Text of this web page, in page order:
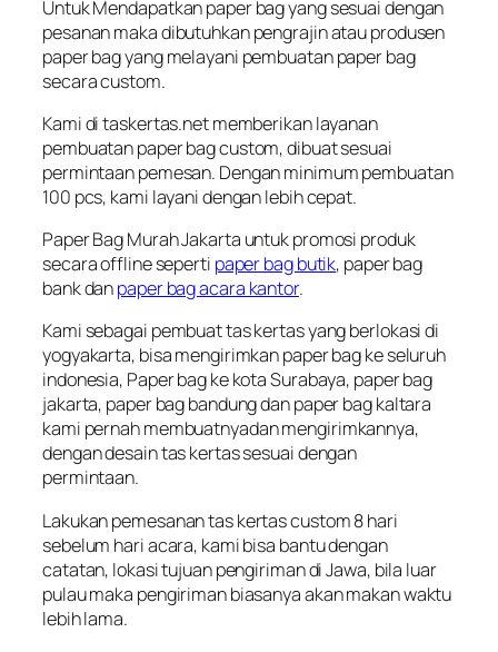
Untuk Mendapatkan paper bag yang sesuai dengan
pesanan maka dibutuhkan pengrajin atau produsen
paper bag yang melayani pembuatan paper bag
secara custom.
Kami di taskertas.net memberikan layanan
pembuatan paper bag custom, dibuat sesuai
permintaan pemesan. Dengan minimum pembuatan
100 pcs, kami layani dengan lebih cepat.
Paper Bag Murah Jakarta untuk promosi produk
secara offline seperti paper bag butik, paper bag
bank danpaper bag acara kantor.
Kami sebagai pembuat tas kertas yang berlokasi di
yogyakarta, bisa mengirimkan paper bag ke seluruh
indonesia, Paper bag ke kota Surabaya, paper bag
jakarta, paper bag bandung dan paper bag kaltara
kami pernah membuatnyadan mengirimkannya,
dengan desain tas kertas sesuai dengan
permintaan.
Lakukan pemesanan tas kertas custom 8 hari
sebelum hari acara, kami bisa bantu dengan
catatan, lokasi tujuan pengiriman di Jawa, bila luar
pulau maka pengiriman biasanya akan makan waktu
lebih lama.